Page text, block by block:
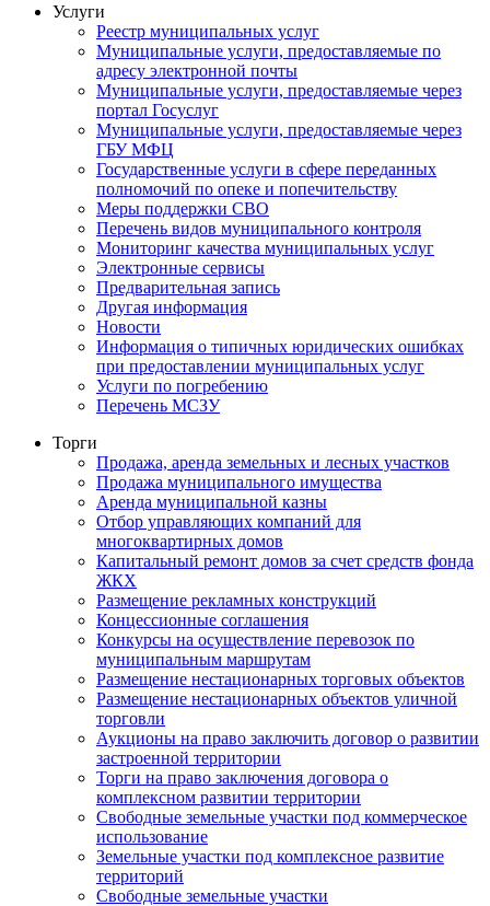
Услуги
Реестр муниципальных услуг
Муниципальные услуги, предоставляемые по
адресу электронной почты
Муниципальные услуги, предоставляемые через
портал Госуслуг
Муниципальные услуги, предоставляемые через
ГБУ МФЦ
Государственные услуги в сфере переданных
полномочий по опеке и попечительству
Меры поддержки СВО
Перечень видов муниципального контроля
Мониторинг качества муниципальных услуг
Электронные сервисы
Предварительная запись
Другая информация
Новости
Информация о типичных юридических ошибках
при предоставлении муниципальных услуг
Услуги по погребению
Перечень МСЗУ
Торги
Продажа, аренда земельных и лесных участков
Продажа муниципального имущества
Аренда муниципальной казны
Отбор управляющих компаний для
многоквартирных домов
Капитальный ремонт домов за счет средств фонда
ЖКХ
Размещение рекламных конструкций
Концессионные соглашения
Конкурсы на осуществление перевозок по
муниципальным маршрутам
Размещение нестационарных торговых объектов
Размещение нестационарных объектов уличной
торговли
Аукционы на право заключить договор о развитии
застроенной территории
Торги на право заключения договора о
комплексном развитии территории
Свободные земельные участки под коммерческое
использование
Земельные участки под комплексное развитие
территорий
Свободные земельные участки